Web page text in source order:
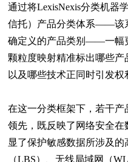
通过将LexisNexis分类机器
信托）产品分类体系——该
确定义的产品类别——一幅
颗粒度映射精准标出哪些产
以及哪些技术正同时引发权
在这一分类框架下，若干
领先，既反映了网络安全
显了保护敏感数据所涉及
（LBS）、无线局域网（